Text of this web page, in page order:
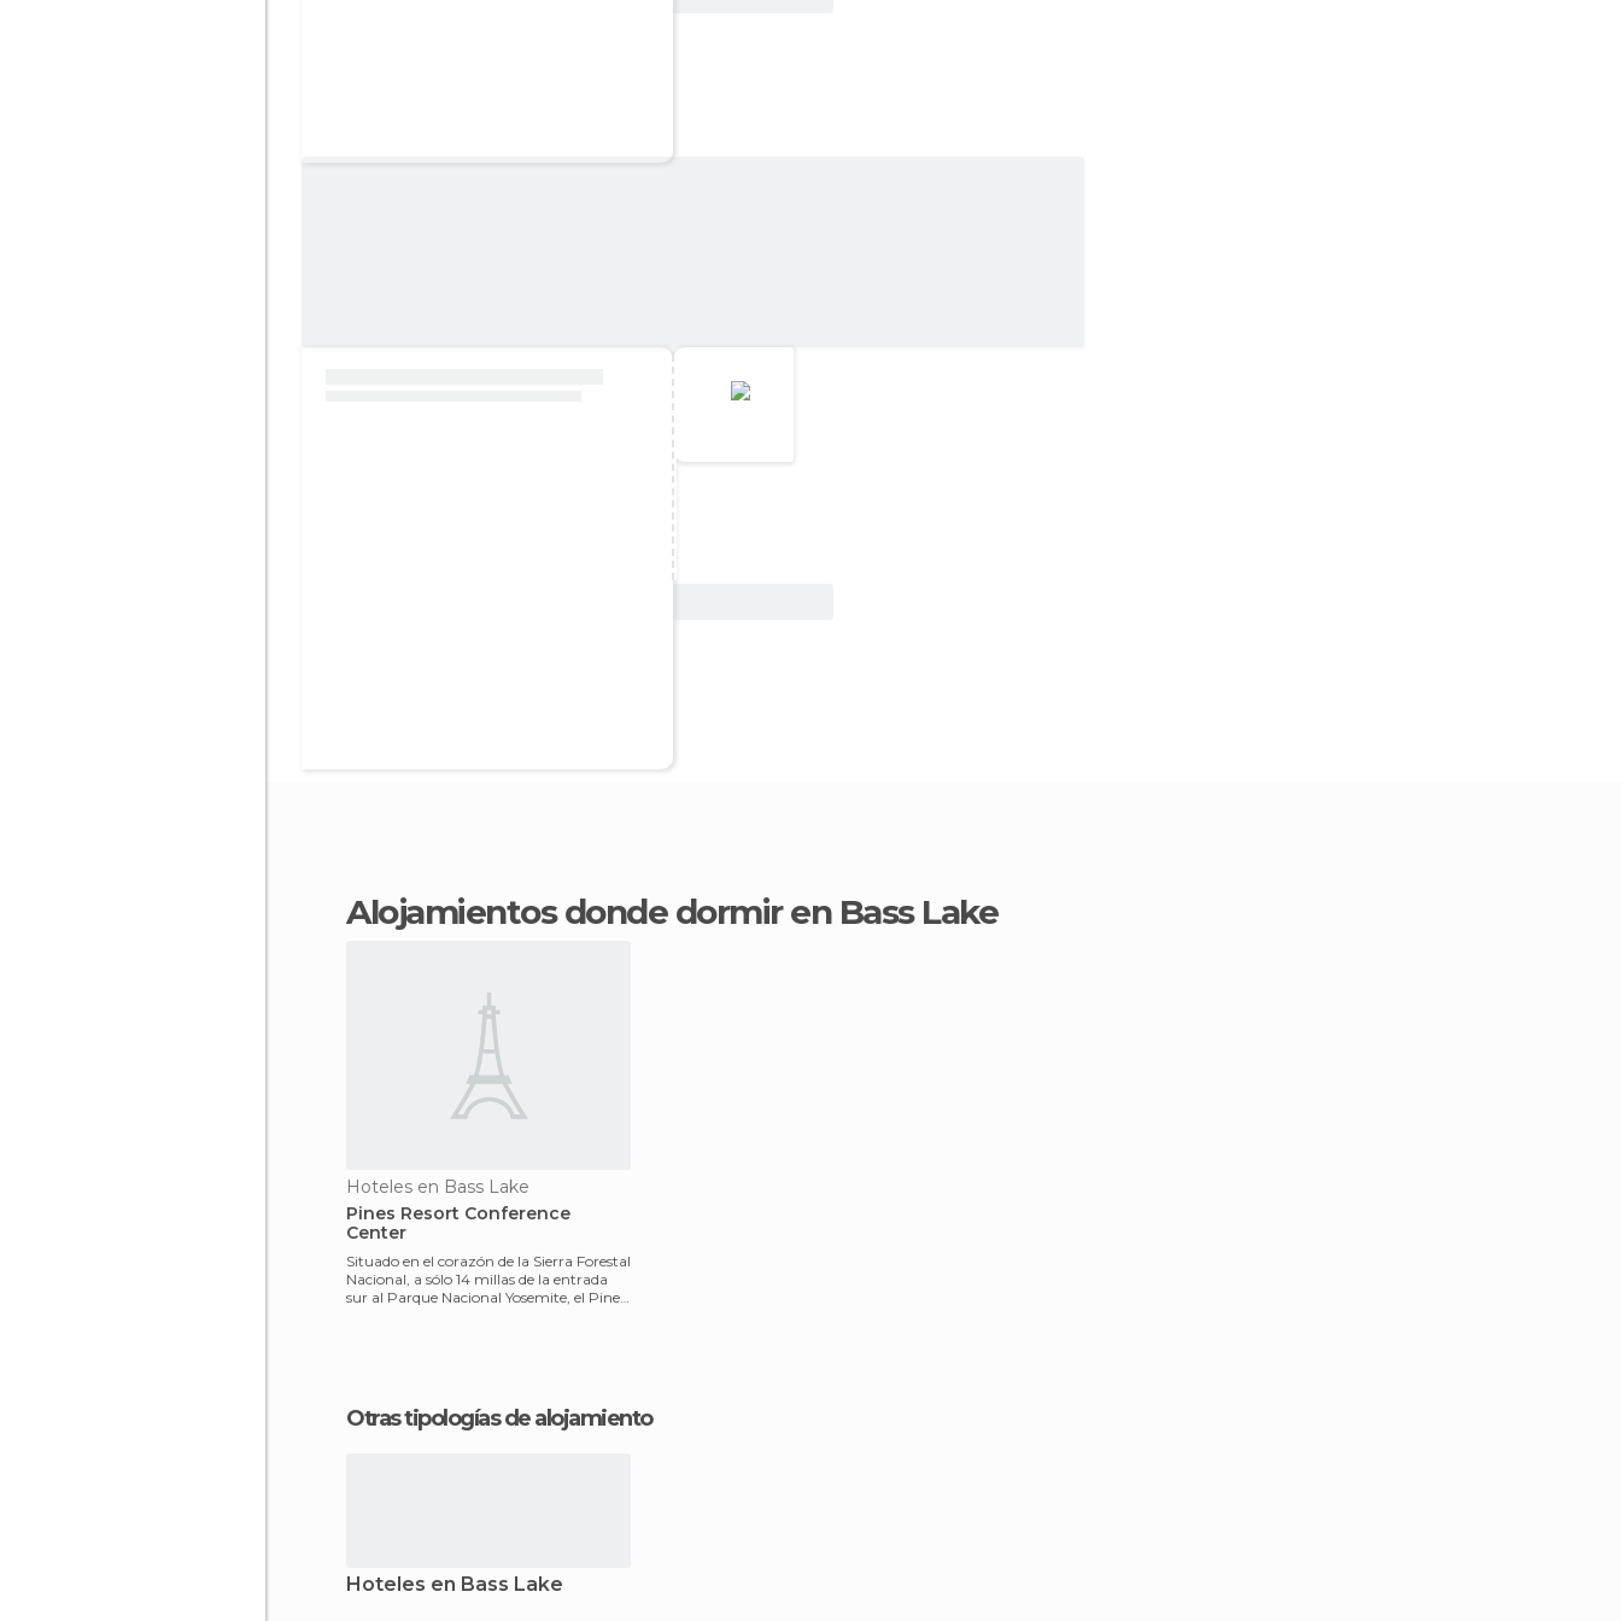
Alojamientos donde dormir en Bass Lake
Hoteles en Bass Lake
Pines Resort Conference
Center
Situado en el corazón de la Sierra Forestal
Nacional, a sólo 14 millas de la entrada
sur al Parque Nacional Yosemite, el Pines
Otras tipologías de alojamiento
Hoteles en Bass Lake